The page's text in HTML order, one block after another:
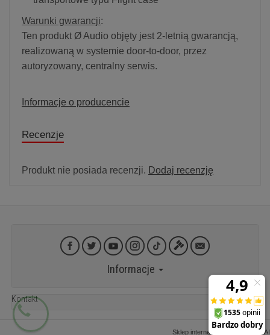
Warunki gwarancji:
Ten produkt Ø Audio objęty jest 2-letnią gwarancją,
realizowaną w systemie door-to-door, przez
autoryzowany, centralny serwis.
Informacje o producencie
Recenzje
Produkt nie posiada recenzji. Dodaj recenzję
Informacje
Kontakt
Sklep internetowy SOTESHOP AI